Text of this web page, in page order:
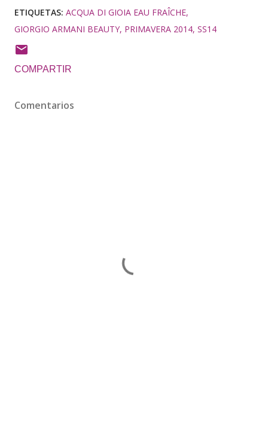
ETIQUETAS: ACQUA DI GIOIA EAU FRAÎCHE
GIORGIO ARMANI BEAUTY PRIMAVERA 2014 SS14
COMPARTIR
Comentarios